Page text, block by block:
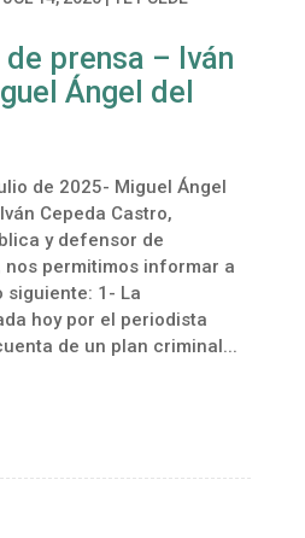
prensa – Iván
Ángel del
de 2025- Miguel Ángel
Cepeda Castro,
y defensor de
nos permitimos informar a
siguiente: 1- La
hoy por el periodista
de un plan criminal...